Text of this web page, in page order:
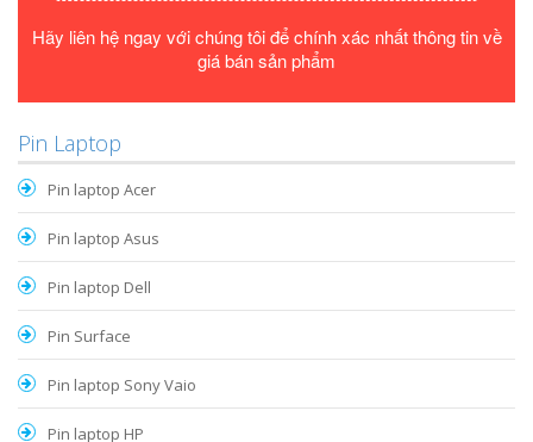
Hãy liên hệ ngay với chúng tôi để chính xác nhất thông tin về
giá bán sản phẩm
Pin Laptop
Pin laptop Acer
Pin laptop Asus
Pin laptop Dell
Pin Surface
Pin laptop Sony Vaio
Pin laptop HP